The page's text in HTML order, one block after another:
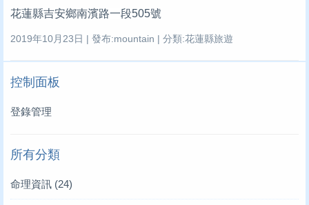
花蓮縣吉安鄉南濱路一段505號
2019年10月23日 | 發布:mountain | 分類:花蓮縣旅遊
控制面板
登錄管理
所有分類
命理資訊 (24)